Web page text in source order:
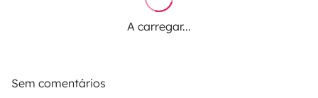
A carregar...
Sem comentários